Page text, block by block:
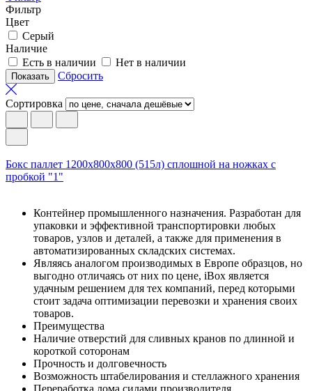
Фильтр
Цвет
Серый
Наличие
Есть в наличии
Нет в наличии
Сбросить
Сортировка
Бокс паллет 1200х800х800 (515л) сплошной на ножках с
пробкой "1"
Контейнер промышленного назначения. Разработан для
упаковки и эффективной транспортировки любых
товаров, узлов и деталей, а также для применения в
автоматизированных складских системах.
Являясь аналогом производимых в Европе образцов, но
выгодно отличаясь от них по цене, iBox является
удачным решением для тех компаний, перед которыми
стоит задача оптимизации перевозки и хранения своих
товаров.
Преимущества
Наличие отверстий для сливных кранов по длинной и
короткой соторонам
Прочность и долговечность
Возможность штабелирования и стеллажного хранения
Переработка лома силами производителя